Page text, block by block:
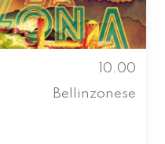
10.00
Bellinzonese